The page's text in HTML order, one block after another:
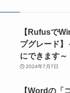
【Rufusで
プグレード
にできます～
2024年7月7日
【Wordの「